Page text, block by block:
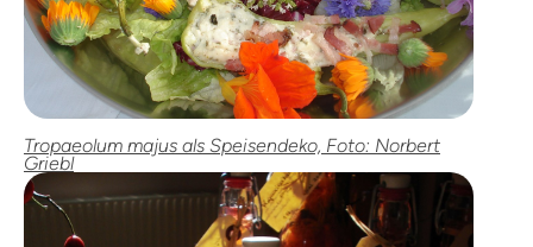
Tropaeolum majus als Speisendeko, Foto: Norbert
Griebl